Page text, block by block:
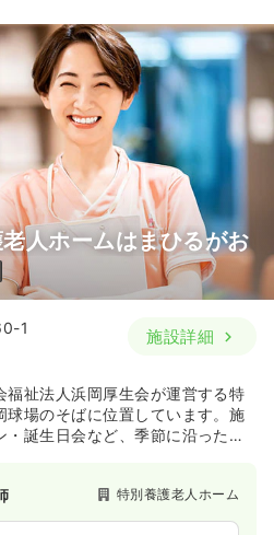
人ホームはまひるがお
1
施設詳細
福祉法人浜岡厚生会が運営する特
球場のそばに位置しています。施
誕生日会など、季節に沿った
特別養護老人ホーム